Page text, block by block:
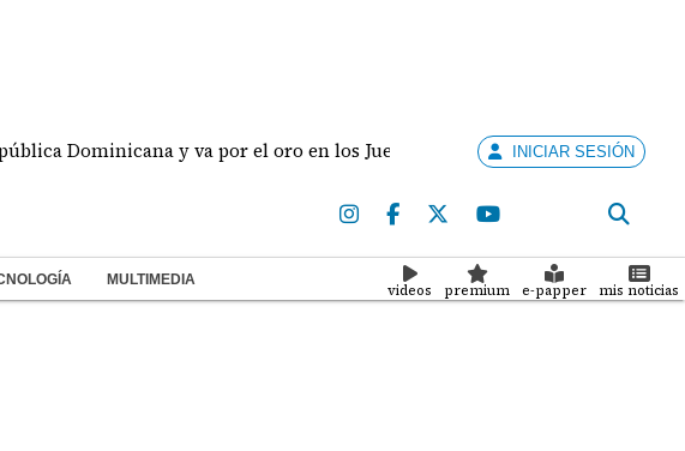
y va por el oro en los Juegos Centroamericanos y del Caribe
INICIAR SESIÓN
MULTIMEDIA
videos premium e-papper mis noticias